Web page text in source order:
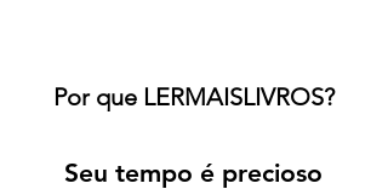
Por que LERMAISLIVROS?
Seu tempo é precioso